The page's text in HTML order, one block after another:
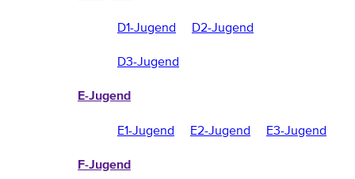
D1-Jugend
D2-Jugend
D3-Jugend
E-Jugend
E1-Jugend E2-Jugend E3-Jugend
F-Jugend